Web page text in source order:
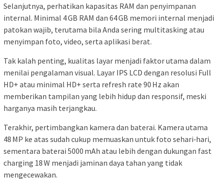
Selanjutnya, perhatikan kapasitas RAM dan penyimpanan
internal. Minimal 4 GB RAM dan 64 GB memori internal menjadi
patokan wajib, terutama bila Anda sering multitasking atau
menyimpan foto, video, serta aplikasi berat.
Tak kalah penting, kualitas layar menjadi faktor utama dalam
menilai pengalaman visual. Layar IPS LCD dengan resolusi Full
HD+ atau minimal HD+ serta refresh rate 90 Hz akan
memberikan tampilan yang lebih hidup dan responsif, meski
harganya masih terjangkau.
Terakhir, pertimbangkan kamera dan baterai. Kamera utama
48 MP ke atas sudah cukup memuaskan untuk foto sehari‑hari,
sementara baterai 5000 mAh atau lebih dengan dukungan fast
charging 18 W menjadi jaminan daya tahan yang tidak
mengecewakan.